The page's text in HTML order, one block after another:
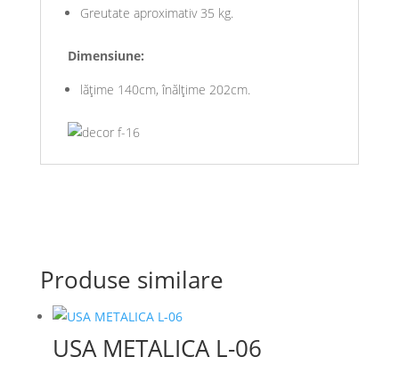
Greutate aproximativ 35 kg.
Dimensiune:
lățime 140cm, înălțime 202cm.
Produse similare
USA METALICA L-06